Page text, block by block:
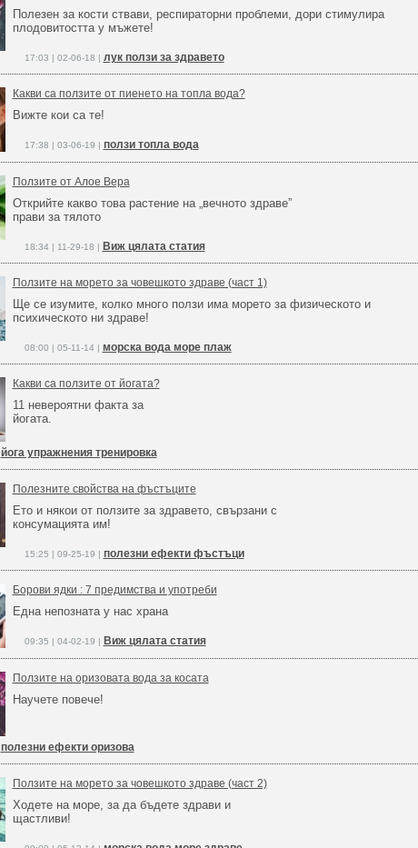
Полезен за кости ствави, респираторни проблеми, дори стимулира
плодовитостта у мъжете!
17:03 | 02-06-18 | лук ползи за здравето
Какви са ползите от пиенето на топла вода?
Вижте кои са те!
17:38 | 03-06-19 | ползи топла вода
Ползите от Алое Вера
Открийте какво това растение на „вечното здраве”
прави за тялото
18:34 | 11-29-18 | Виж цялата статия
Ползите на морето за човешкото здраве (част 1)
Ще се изумите, колко много ползи има морето за физическото и
психическото ни здраве!
08:00 | 05-11-14 | морска вода море плаж
Какви са ползите от йогата?
11 невероятни факта за
йогата.
йога упражнения тренировка
Полезните свойства на фъстъците
Ето и някои от ползите за здравето, свързани с
консумацията им!
15:25 | 09-25-19 | полезни ефекти фъстъци
Борови ядки : 7 предимства и употреби
Една непозната у нас храна
09:35 | 04-02-19 | Виж цялата статия
Ползите на оризовата вода за косата
Научете повече!
полезни ефекти оризова
Ползите на морето за човешкото здраве (част 2)
Ходете на море, за да бъдете здрави и
щастливи!